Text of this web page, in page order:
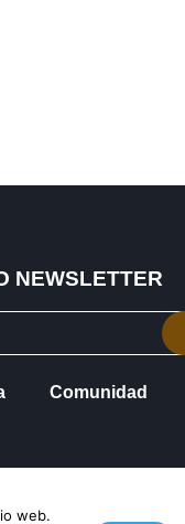
NEWSLETTER
Comunidad
web.